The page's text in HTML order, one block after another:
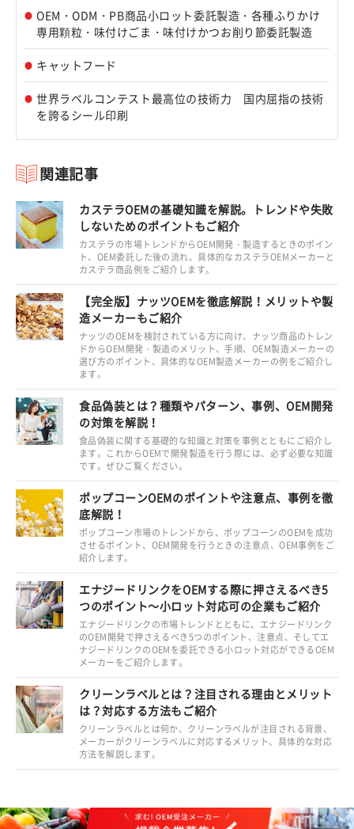
OEM・ODM・PB商品小ロット委託製造・各種ふりかけ
専用顆粒・味付けごま・味付けかつお削り節委託製造
キャットフード
世界ラベルコンテスト最高位の技術力 国内屈指の技術
を誇るシール印刷
関連記事
カステラOEMの基礎知識を解説。トレンドや失敗
しないためのポイントもご紹介
カステラの市場トレンドからOEM開発・製造するときのポイン
ト、OEM委託した後の流れ、具体的なカステラOEMメーカーと
カステラ商品例をご紹介します。
【完全版】ナッツOEMを徹底解説！メリットや製
造メーカーもご紹介
ナッツのOEMを検討されている方に向け、ナッツ商品のトレン
ドからOEM開発・製造のメリット、手順、OEM製造メーカーの
選び方のポイント、具体的なOEM製造メーカーの例をご紹介し
ます。
食品偽装とは？種類やパターン、事例、OEM開発
の対策を解説！
食品偽装に関する基礎的な知識と対策を事例とともにご紹介し
ます。これからOEMで開発製造を行う際には、必ず必要な知識
です。ぜひご覧ください。
ポップコーンOEMのポイントや注意点、事例を徹
底解説！
ポップコーン市場のトレンドから、ポップコーンのOEMを成功
させるポイント、OEM開発を行うときの注意点、OEM事例をご
紹介します。
エナジードリンクをOEMする際に押さえるべき5
つのポイント～小ロット対応可の企業もご紹介
エナジードリンクの市場トレンドとともに、エナジードリンク
のOEM開発で押さえるべき5つのポイント、注意点、そしてエ
ナジードリンクのOEMを委託できる小ロット対応ができるOEM
メーカーをご紹介します。
クリーンラベルとは？注目される理由とメリット
は？対応する方法もご紹介
クリーンラベルとは何か、クリーンラベルが注目される背景、
メーカーがクリーンラベルに対応するメリット、具体的な対応
方法を解説します。